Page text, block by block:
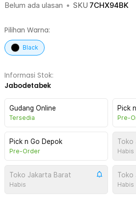
Belum ada ulasan • SKU 7CHX94BK
Pilihan Warna:
Black
Informasi Stok:
Jabodetabek
Gudang Online
Tersedia
Pick
Pre-
Pick n Go Depok
Pre-Order
Toko
Habis
Toko Jakarta Barat
Habis
Toko
Habis